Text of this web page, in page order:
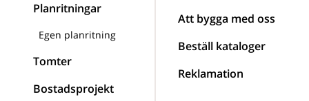
Planritningar
Egen planritning
Tomter
Bostadsprojekt
Att bygga med oss
Beställ kataloger
Reklamation